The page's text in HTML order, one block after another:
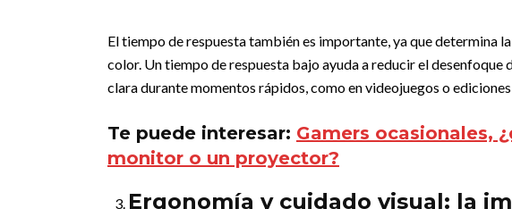
El tiempo de respuesta también es importante, ya que determina
color. Un tiempo de respuesta bajo ayuda a reducir el desenfoque
clara durante momentos rápidos, como en videojuegos o
Te puede interesar: Gamers ocasionales,
monitor o un proyector?
Ergonomía y cuidado visual: la